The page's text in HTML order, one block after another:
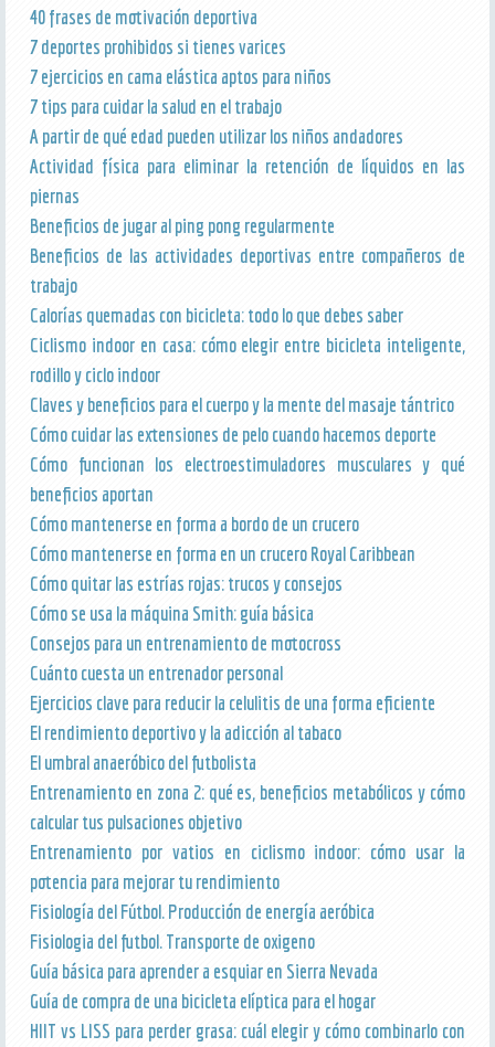
40 frases de motivación deportiva
7 deportes prohibidos si tienes varices
7 ejercicios en cama elástica aptos para niños
7 tips para cuidar la salud en el trabajo
A partir de qué edad pueden utilizar los niños andadores
Actividad física para eliminar la retención de líquidos en las
piernas
Beneficios de jugar al ping pong regularmente
Beneficios de las actividades deportivas entre compañeros de
trabajo
Calorías quemadas con bicicleta: todo lo que debes saber
Ciclismo indoor en casa: cómo elegir entre bicicleta inteligente,
rodillo y ciclo indoor
Claves y beneficios para el cuerpo y la mente del masaje tántrico
Cómo cuidar las extensiones de pelo cuando hacemos deporte
Cómo funcionan los electroestimuladores musculares y qué
beneficios aportan
Cómo mantenerse en forma a bordo de un crucero
Cómo mantenerse en forma en un crucero Royal Caribbean
Cómo quitar las estrías rojas: trucos y consejos
Cómo se usa la máquina Smith: guía básica
Consejos para un entrenamiento de motocross
Cuánto cuesta un entrenador personal
Ejercicios clave para reducir la celulitis de una forma eficiente
El rendimiento deportivo y la adicción al tabaco
El umbral anaeróbico del futbolista
Entrenamiento en zona 2: qué es, beneficios metabólicos y cómo
calcular tus pulsaciones objetivo
Entrenamiento por vatios en ciclismo indoor: cómo usar la
potencia para mejorar tu rendimiento
Fisiología del Fútbol. Producción de energía aeróbica
Fisiologia del futbol. Transporte de oxigeno
Guía básica para aprender a esquiar en Sierra Nevada
Guía de compra de una bicicleta elíptica para el hogar
HIIT vs LISS para perder grasa: cuál elegir y cómo combinarlo con